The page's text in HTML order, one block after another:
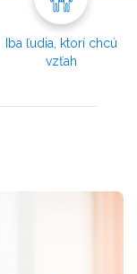
Iba ľudia, ktorí chcú
vzťah